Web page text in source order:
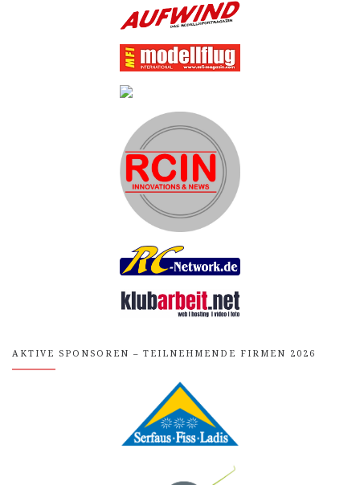
AKTIVE SPONSOREN – TEILNEHMENDE FIRMEN 2026